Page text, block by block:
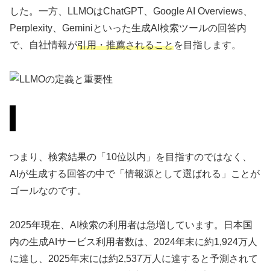
した。一方、LLMOはChatGPT、Google AI Overviews、
Perplexity、Geminiといった生成AI検索ツールの回答内
で、自社情報が引用・推薦されることを目指します。
つまり、検索結果の「10位以内」を目指すのではなく、
AIが生成する回答の中で「情報源として選ばれる」ことが
ゴールなのです。
2025年現在、AI検索の利用者は急増しています。日本国
内の生成AIサービス利用者数は、2024年末に約1,924万人
に達し、2025年末には約2,537万人に達すると予測されて